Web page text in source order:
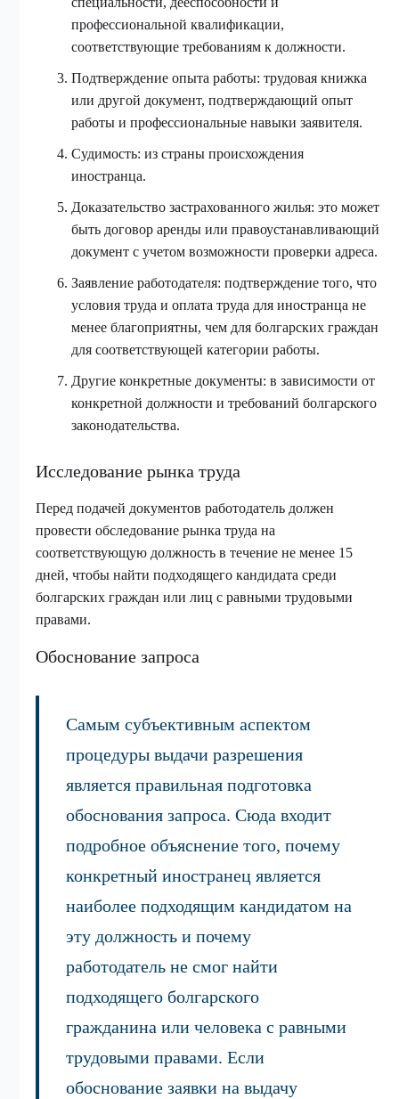
профессиональной квалификации,
соответствующие требованиям к должности.
Подтверждение опыта работы: трудовая книжка
или другой документ, подтверждающий опыт
работы и профессиональные навыки заявителя.
Судимость: из страны происхождения
иностранца.
Доказательство застрахованного жилья: это может
быть договор аренды или правоустанавливающий
документ с учетом возможности проверки адреса.
Заявление работодателя: подтверждение того, что
условия труда и оплата труда для иностранца не
менее благоприятны, чем для болгарских граждан
для соответствующей категории работы.
Другие конкретные документы: в зависимости от
конкретной должности и требований болгарского
законодательства.
Исследование рынка труда
Перед подачей документов работодатель должен
провести обследование рынка труда на
соответствующую должность в течение не менее 15
дней, чтобы найти подходящего кандидата среди
болгарских граждан или лиц с равными трудовыми
правами.
Обоснование запроса
Самым субъективным аспектом
процедуры выдачи разрешения
является правильная подготовка
обоснования запроса. Сюда входит
подробное объяснение того, почему
конкретный иностранец является
наиболее подходящим кандидатом на
эту должность и почему
работодатель не смог найти
подходящего болгарского
гражданина или человека с равными
трудовыми правами. Если
обоснование заявки на выдачу